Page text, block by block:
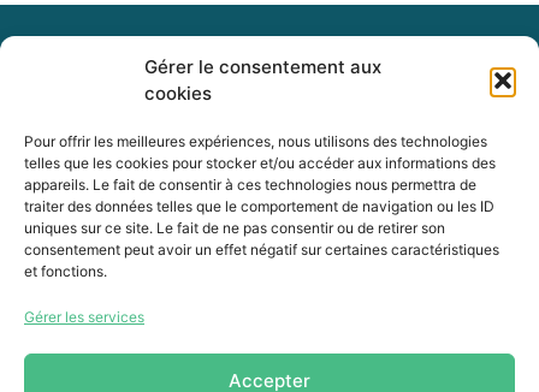
Gérer le consentement aux
cookies
Pour offrir les meilleures expériences, nous utilisons des technologies
telles que les cookies pour stocker et/ou accéder aux informations des
appareils. Le fait de consentir à ces technologies nous permettra de
traiter des données telles que le comportement de navigation ou les ID
uniques sur ce site. Le fait de ne pas consentir ou de retirer son
consentement peut avoir un effet négatif sur certaines caractéristiques
et fonctions.
Gérer les services
Accepter
255, boul. Laurier, bureau 100
McMasterville (Québec)
J3G 0B7
Intranet
info@mrcvr.ca